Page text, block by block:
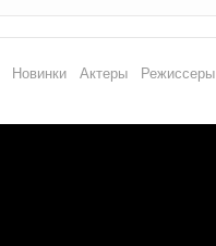
Новинки Актеры Режиссеры